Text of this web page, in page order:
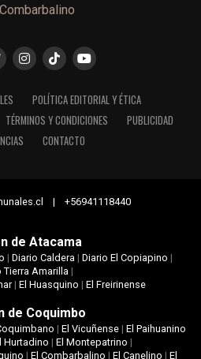
POLÍTICA EDITORIAL Y ÉTICA
TÉRMINOS Y CONDICIONES
PUBLICIDAD
CONTACTO
| +56941118440
de Atacama
| Diario Caldera | Diario El Copiapino |
Tierra Amarilla |
| El Huasquino | El Freirinense
de Coquimbo
| El Vicuñense| El Paihuanino
Hurtadino | El Montepatrino |
|El Combarbalino |El Canelino |El